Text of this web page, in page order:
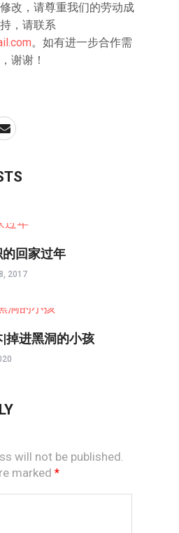
改，请尊重我们的劳动成
，请联系
。如有进一步合作需
谢谢！
回家过年
2017
|掉进黑洞的小孩
will not be published.
marked *